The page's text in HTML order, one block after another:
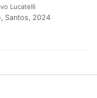
Lucatelli
Santos, 2024